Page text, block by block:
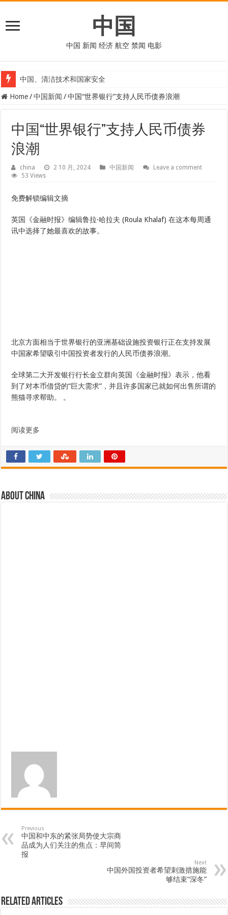
中国
中国 新闻 经济 航空 禁闻 电影
中国、清洁技术和国家安全
Home / 中国新闻 / 中国“世界银行”支持人民币债券浪潮
中国“世界银行”支持人民币债券
浪潮
china 2 10 月, 2024 中国新闻
Leave a comment
53 Views
免费解锁编辑文摘
英国《金融时报》编辑鲁拉·哈拉夫 (Roula Khalaf) 在这本每周通
讯中选择了她最喜欢的故事。
北京方面相当于世界银行的亚洲基础设施投资银行正在支持发展
中国家希望吸引中国投资者发行的人民币债券浪潮。
全球第二大开发银行行长金立群向英国《金融时报》表示，他看
到了对本币借贷的“巨大需求”，并且许多国家已就如何出售所谓的
熊猫寻求帮助。 。
阅读更多
About china
Previous
中国和中东的紧张局势使大宗商
品成为人们关注的焦点：早间简
报
Next
中国外国投资者希望刺激措施能
够结束“深冬”
Related Articles